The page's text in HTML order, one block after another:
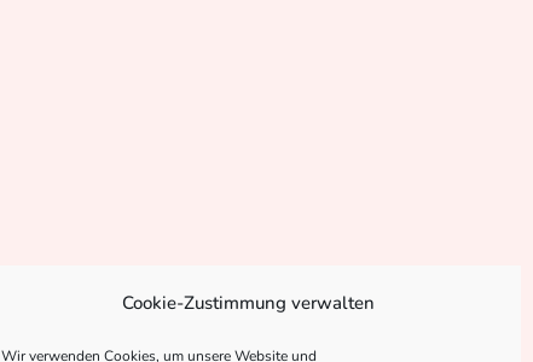
Cookie-Zustimmung verwalten
Wir verwenden Cookies, um unsere Website und